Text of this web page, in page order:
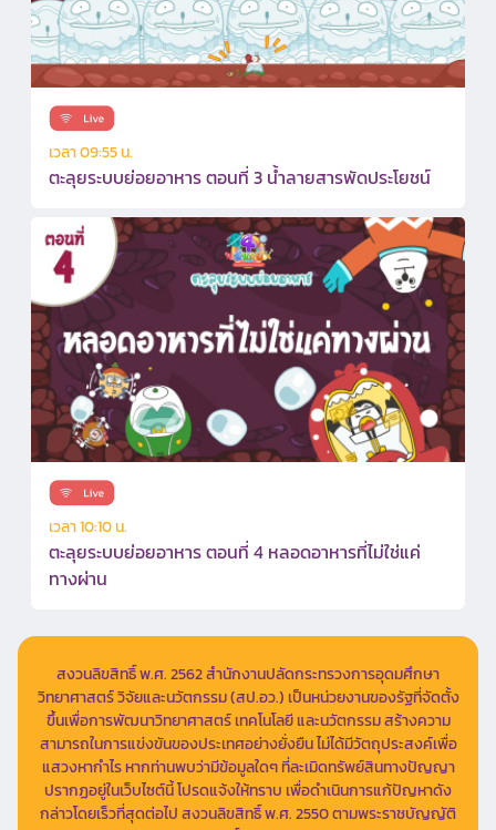
เวลา 09:55 น.
ตะลุยระบบย่อยอาหาร ตอนที่ 3 น้ำลายสารพัดประโยชน์
เวลา 10:10 น.
ตะลุยระบบย่อยอาหาร ตอนที่ 4 หลอดอาหารที่ไม่ใช่แค่
ทางผ่าน
สงวนลิขสิทธิ์ พ.ศ. 2562 สำนักงานปลัดกระทรวงการอุดมศึกษา
วิทยาศาสตร์ วิจัยและนวัตกรรม (สป.อว.) เป็นหน่วยงานของรัฐที่จัดตั้ง
ขึ้นเพื่อการพัฒนาวิทยาศาสตร์ เทคโนโลยี และนวัตกรรม สร้างความ
สามารถในการแข่งขันของประเทศอย่างยั่งยืน ไม่ได้มีวัตถุประสงค์เพื่อ
แสวงหากำไร หากท่านพบว่ามีข้อมูลใดๆ ที่ละเมิดทรัพย์สินทางปัญญา
ปรากฏอยู่ในเว็บไซต์นี้ โปรดแจ้งให้ทราบ เพื่อดำเนินการแก้ปัญหาดัง
กล่าวโดยเร็วที่สุดต่อไป สงวนลิขสิทธิ์ พ.ศ. 2550 ตามพระราชบัญญัติ